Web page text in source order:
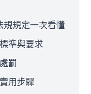
規規定一次看懂
準與要求
罰
用步驟